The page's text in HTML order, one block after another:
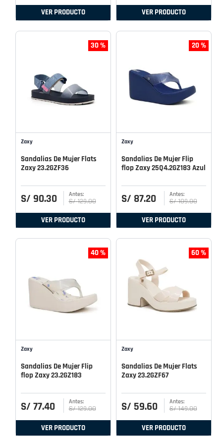
VER PRODUCTO VER PRODUCTO
30 %
Zaxy
Sandalias De Mujer Flats
Zaxy 23.2GZF36
S/ 90.30 S/ 129.00
VER PRODUCTO
20 %
Zaxy
Sandalias De Mujer Flip
flop Zaxy 25Q4.2GZ183 Azul
S/ 87.20 S/ 109.00
VER PRODUCTO
40 %
Zaxy
Sandalias De Mujer Flip
flop Zaxy 23.2GZ183
S/ 77.40 S/ 129.00
VER PRODUCTO
60 %
Zaxy
Sandalias De Mujer Flats
Zaxy 23.2GZF67
S/ 59.60 S/ 149.00
VER PRODUCTO